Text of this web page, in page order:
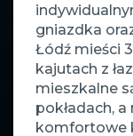
gniazdka
Łódź mieści
kajutach z
mieszkalne
pokładach,
komfortowe